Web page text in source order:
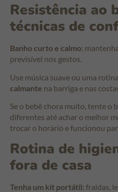
Resistência ao
técnicas de
Banho curto e calmo:
previsível nos gestos.
Use música suave ou uma
calmante na barriga e nas
Se o bebê chora muito, tente o
diferentes até achar o melhor
trocar o horário e funcionou
Rotina de
fora de casa
Tenha um kit portátil: fraldas,